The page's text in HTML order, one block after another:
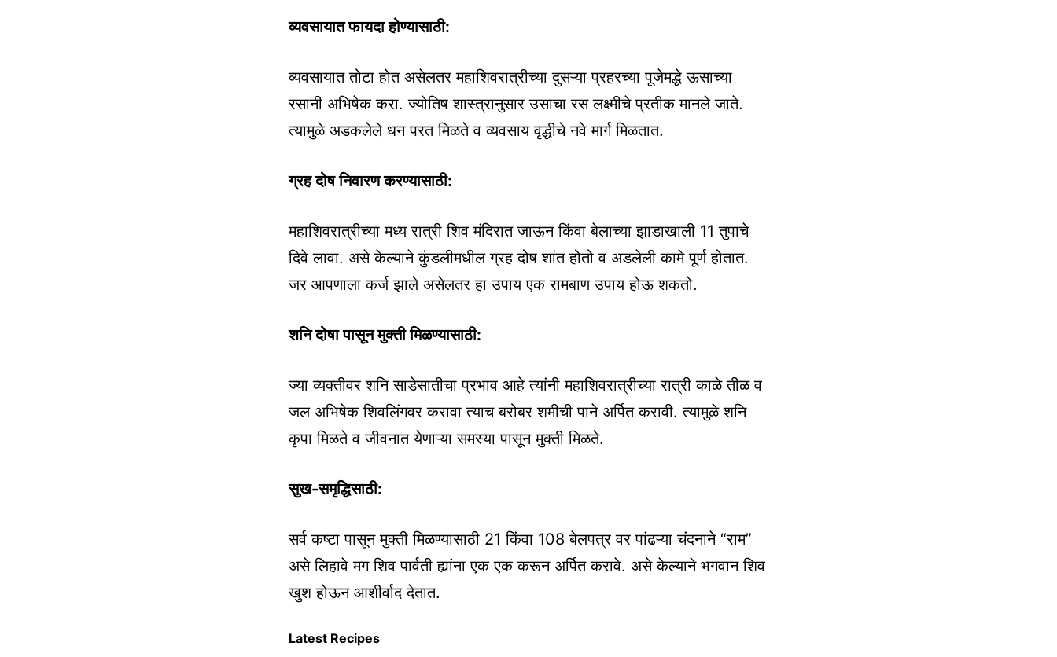
व्यवसायात फायदा होण्यासाठी:
व्यवसायात तोटा होत असेलतर महाशिवरात्रीच्या दुसऱ्या प्रहरच्या पूजेमद्धे ऊसाच्या
रसानी अभिषेक करा. ज्योतिष शास्त्रानुसार उसाचा रस लक्ष्मीचे प्रतीक मानले जाते.
त्यामुळे अडकलेले धन परत मिळते व व्यवसाय वृद्धीचे नवे मार्ग मिळतात.
ग्रह दोष निवारण करण्यासाठी:
महाशिवरात्रीच्या मध्य रात्री शिव मंदिरात जाऊन किंवा बेलाच्या झाडाखाली 11 तुपाचे
दिवे लावा. असे केल्याने कुंडलीमधील ग्रह दोष शांत होतो व अडलेली कामे पूर्ण होतात.
जर आपणाला कर्ज झाले असेलतर हा उपाय एक रामबाण उपाय होऊ शकतो.
शनि दोषा पासून मुक्ती मिळण्यासाठी:
ज्या व्यक्तीवर शनि साडेसातीचा प्रभाव आहे त्यांनी महाशिवरात्रीच्या रात्री काळे तीळ व
जल अभिषेक शिवलिंगवर करावा त्याच बरोबर शमीची पाने अर्पित करावी. त्यामुळे शनि
कृपा मिळते व जीवनात येणाऱ्या समस्या पासून मुक्ती मिळते.
सुख-समृद्धिसाठी:
सर्व कष्टा पासून मुक्ती मिळण्यासाठी 21 किंवा 108 बेलपत्र वर पांढऱ्या चंदनाने “राम”
असे लिहावे मग शिव पार्वती ह्यांना एक एक करून अर्पित करावे. असे केल्याने भगवान शिव
खुश होऊन आशीर्वाद देतात.
Latest Recipes